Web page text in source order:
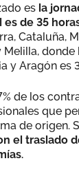
es la
de 35
Cataluña,
Melilla,
y Aragón es
de los
que
de origen.
el traslado